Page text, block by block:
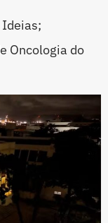
Ideias;
Oncologia do